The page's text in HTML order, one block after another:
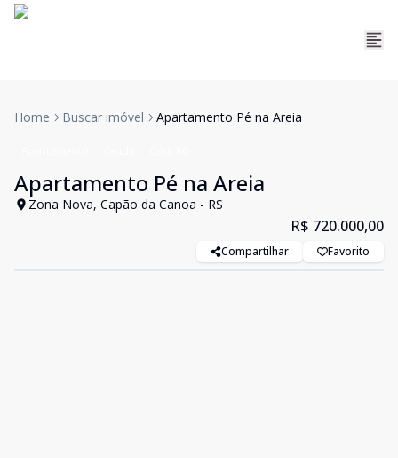
Home Buscar imóvel Apartamento Pé na Areia
Apartamento Pé na Areia
Zona Nova, Capão da Canoa - RS
R$ 720.000,00
Compartilhar Favorito